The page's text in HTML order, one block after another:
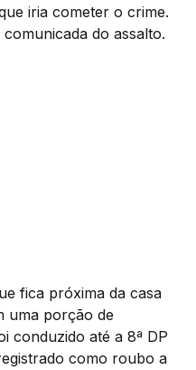
iria cometer o crime.
do assalto.
fica próxima da casa
uma porção de
conduzido até a 8ª DP
como roubo a